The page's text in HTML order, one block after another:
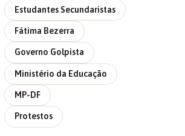
Estudantes Secundaristas
Fátima Bezerra
Governo Golpista
Ministério da Educação
MP-DF
Protestos